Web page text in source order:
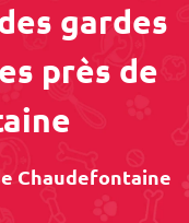
gardes
près de
Chaudefontaine